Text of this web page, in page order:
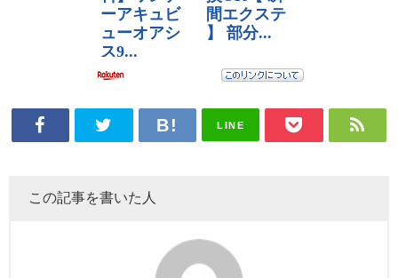
LINE
この記事を書いた人